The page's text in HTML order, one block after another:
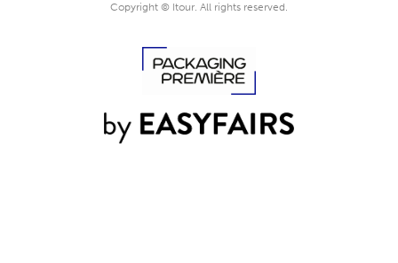
Copyright © Itour. All rights reserved.